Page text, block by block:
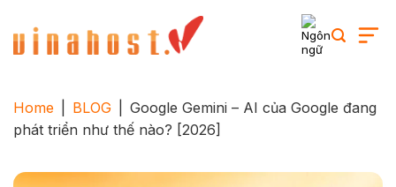
content
Home BLOG
Google Gemini – AI của Google đang
phát triển như thế nào? [2026]